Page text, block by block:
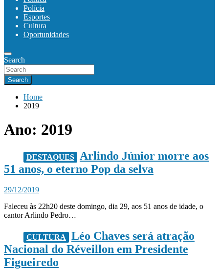
Search
Search
Polícia
Esportes
Cultura
Oportunidades
Home
2019
Ano: 2019
DESTAQUES
Arlindo Júnior morre aos
51 anos, o eterno Pop da selva
29/12/2019
Faleceu às 22h20 deste domingo, dia 29, aos 51 anos de idade, o
cantor Arlindo Pedro…
CULTURA
Léo Chaves será atração
Nacional do Réveillon em Presidente
Figueiredo